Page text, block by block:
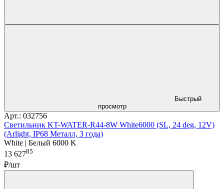
Быстрый
просмотр
Арт.: 032756
Светильник KT-WATER-R44-8W White6000 (SL, 24 deg, 12V)
(Arlight, IP68 Металл, 3 года)
White | Белый 6000 K
13 62785
₽/шт